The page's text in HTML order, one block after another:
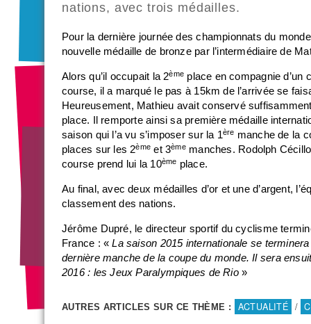
nations, avec trois médailles.
Pour la dernière journée des championnats du
nouvelle médaille de bronze par l’intermédiaire de
Alors qu’il occupait la 2ème place en compagnie d’un
course, il a marqué le pas à 15km de l’arrivée se
Heureusement, Mathieu avait conservé
place. Il remporte ainsi sa première médaille
saison qui l’a vu s’imposer sur la 1ère manche de la
places sur les 2ème et 3èmemanches. Rodolph
course prend lui la 10ème place.
Au final, avec deux médailles d’or et une d’argent,
classement des nations.
Jérôme Dupré, le directeur sportif du cyclisme
France : «La saison 2015 internationale se
dernière manche de la coupe du monde. Il sera
2016 : les Jeux Paralympiques de Rio»
AUTRES ARTICLES SUR CE THÈME : ACTUALITÉ /